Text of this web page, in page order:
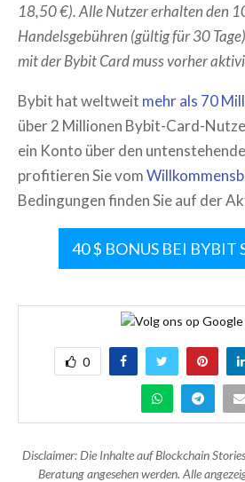
18,50 €). Alle Nutzer erhalten den
Handelsgebühren (gültig für 30
mit der Bybit Card muss vorher
Bybit hat weltweit mehr als 70
über 2 Millionen Bybit-Card-
ein Konto über den
profitieren Sie vom
Bedingungen finden Sie auf der
40 $ BONUS BEI BYBIT
0
Disclaimer: Die Inhalte auf Blockchain
Beratung angesehen werden. Alle